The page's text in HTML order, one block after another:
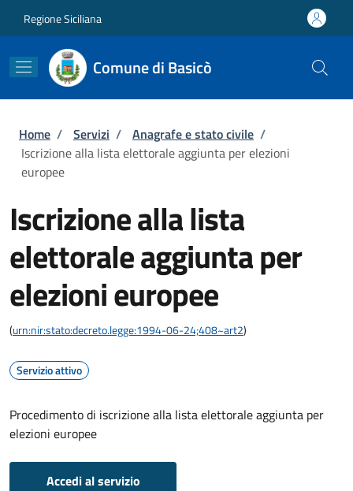
Regione Siciliana
Comune di Basicò
Briciole di pane
Home / Servizi / Anagrafe e stato civile /
Iscrizione alla lista elettorale aggiunta per elezioni
europee
Iscrizione alla lista
elettorale aggiunta per
elezioni europee
(urn:nir:stato:decreto.legge:1994-06-24;408~art2)
Servizio attivo
Procedimento di iscrizione alla lista elettorale aggiunta per
elezioni europee
Accedi al servizio